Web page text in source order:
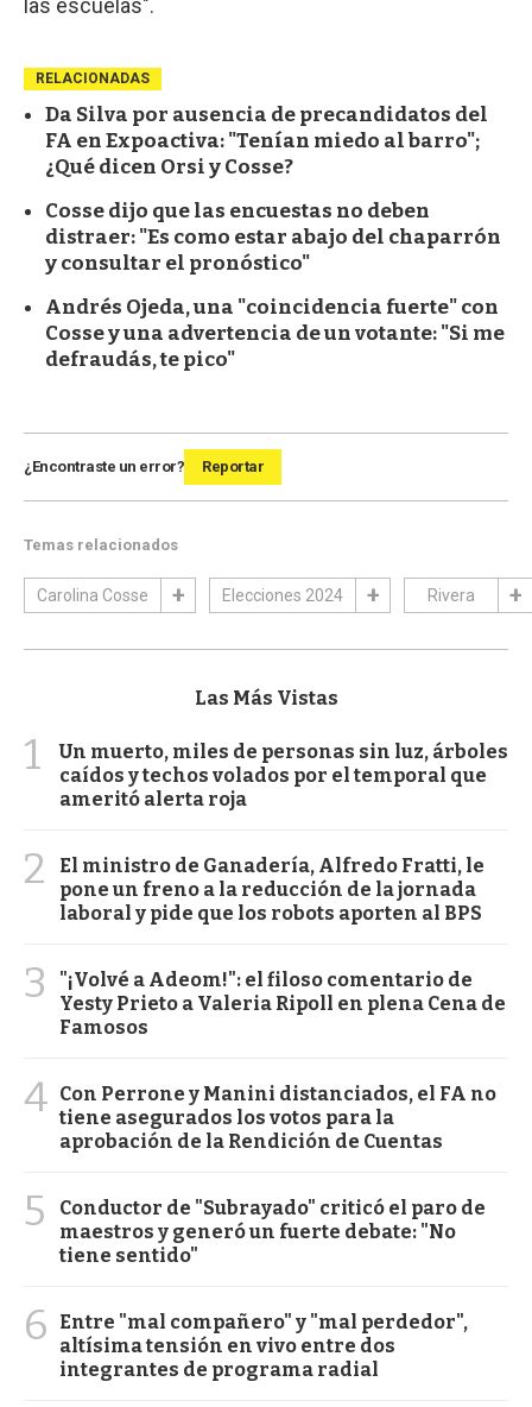
las escuelas".
RELACIONADAS
Da Silva por ausencia de precandidatos del
FA en Expoactiva: "Tenían miedo al barro";
¿Qué dicen Orsi y Cosse?
Cosse dijo que las encuestas no deben
distraer: "Es como estar abajo del chaparrón
y consultar el pronóstico"
Andrés Ojeda, una "coincidencia fuerte" con
Cosse y una advertencia de un votante: "Si me
defraudás, te pico"
¿Encontraste un error? Reportar
Temas relacionados
Carolina Cosse Elecciones 2024 Rivera
Las Más Vistas
1
Un muerto, miles de personas sin luz, árboles
caídos y techos volados por el temporal que
ameritó alerta roja
2
El ministro de Ganadería, Alfredo Fratti, le
pone un freno a la reducción de la jornada
laboral y pide que los robots aporten al BPS
3
"¡Volvé a Adeom!": el filoso comentario de
Yesty Prieto a Valeria Ripoll en plena Cena de
Famosos
4 Con Perrone y Manini distanciados, el FA no
tiene asegurados los votos para la
aprobación de la Rendición de Cuentas
5
Conductor de "Subrayado" criticó el paro de
maestros y generó un fuerte debate: "No
tiene sentido"
6
Entre "mal compañero" y "mal perdedor",
altísima tensión en vivo entre dos
integrantes de programa radial